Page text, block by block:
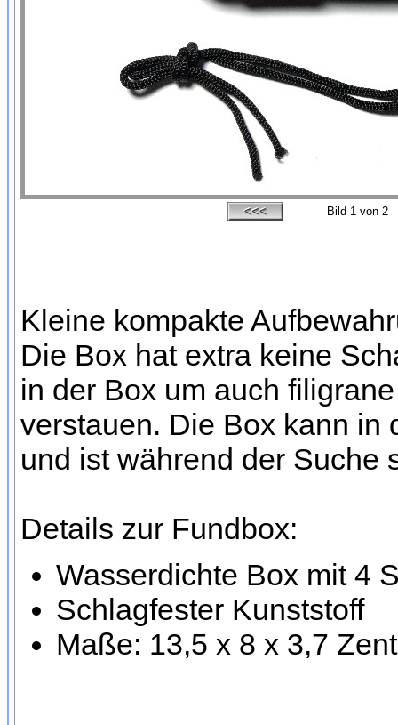
Bild 1 von 2
Kleine kompakte
Die Box hat extra keine
in der Box um auch
verstauen. Die Box kann in
und ist während der Suche
Details zur Fundbox:
Wasserdichte Box mit 4
Schlagfester Kunststoff
Maße: 13,5 x 8 x 3,7